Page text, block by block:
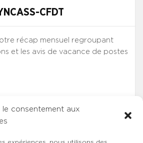
le consentement aux
CFDT
récap mensuel regroupant
et les avis de vacance de postes
CFDT
inscrits.